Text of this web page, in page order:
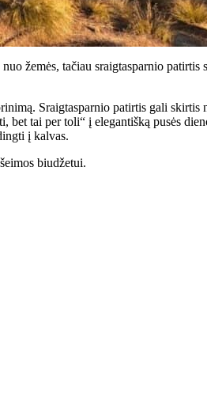
žemės, tačiau sraigtasparnio
Sraigtasparnio patirtis gali
tai per toli“ į elegantišką pusės
į kalvas.
biudžetui.